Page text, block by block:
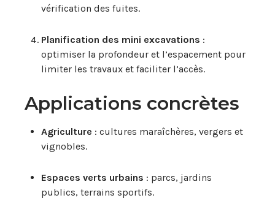
vérification des fuites.
Planification des mini excavations :
optimiser la profondeur et l’espacement pour
limiter les travaux et faciliter l’accès.
Applications concrètes
Agriculture : cultures maraîchères, vergers et
vignobles.
Espaces verts urbains : parcs, jardins
publics, terrains sportifs.